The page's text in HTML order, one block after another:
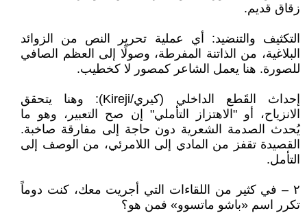
زقاق قديم.
التكثيف والتنضيد: أي عملية تحرير النص من الزوائد
البلاغية، من الذاتنة المفرطة، وصولًا إلى العظم الصافي
للصورة. هنا يعمل الشاعر كمصور لا كخطيب.
إحداث القَطع الداخلي (كيري/Kireji): وهنا يتحقق
الانزياح، أو "الاهتزاز التأملي" إن صح التعبير، وهو ما
يُحدث الصدمة الشعرية دون حاجة إلى مفارقة صاخبة.
القصيدة تقفز من المادي إلى اللامرئي، من الوصف إلى
التأمل.
٢ – في كثير من اللقاءات التي أجريت معك، كنت دوماً
تكرر اسم «باشو ماتسوو» فمن هو؟